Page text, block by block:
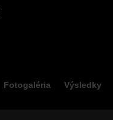
Fotogaléria Výsledky